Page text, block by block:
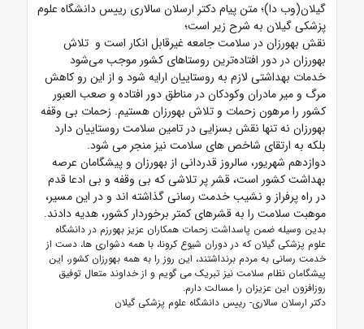
گیلان(وب دا)؛ متن پیام دکتر ارسلان سالاری رییس دانشگاه علوم
پزشکی گیلان به شرح زیر است؛
نقش‌ بهورزان‌ در سلامت ‌جامعه‌ غیرقابل انکار است و تلاش‌
بهورزان‌ در دور افتاده‌ترین ‌روستاهای‌ کشور موجب‌ می‌شود
خدمات‌ بهداشتی‌ لازم‌ به‌ روستاییان ‌ارایه‌ شود و از این رو کاهش
مرگ‌ و میر مادران‌ وکودکان‌ در مناطق دور افتاده و صعب العبور
کشور را مرهون ‌زحمات‌ و تلاش‌ بهورزان‌ هستیم‌. زحمات بی وقفه
بهورزان نه تنها نقش بسزایی در تامین سلامت روستاییان دارد
بلکه به ارتقای شاخص های سلامت نیز منجر می شود.
دوازدهم شهریور، سالروز قدردانی از بهورزان و پیشگامان عرصه
بهداشت کشور است، قشر پر تلاشی که بی وقفه و بی ادعا قدم
در راه پرفراز و نشیب خدمت رسانی گذاشته اند و در این مسیر،
موهبت سلامت را به قشرهای کمتر برخوردار کشور، هدیه دادند.
بدین وسیله ضمن پاسداشت ‌زحمات همکاران عزیز بهورزم در دانشگاه
علوم پزشکی گیلان که در دوران شیوع کرونا، با همه دشواری ها، دست از
خدمت رسانی به مردم برنداشتند، این روز را به همه بهورزان کشور، این
پیشگامان نظام سلامت نیز تبریک می گویم و از خداوند متعال توفیق
روزافزون این عزیزان را مسالت دارم.
دکتر ارسلان سالاری- رییس دانشگاه علوم پزشکی گیلان